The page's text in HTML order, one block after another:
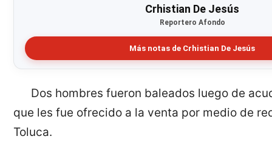
Crhistian De Jesús
Reportero Afondo
Más notas de Crhistian De Jesús
Dos hombres fueron baleados luego de
que les fue ofrecido a la venta por medio de
Toluca.